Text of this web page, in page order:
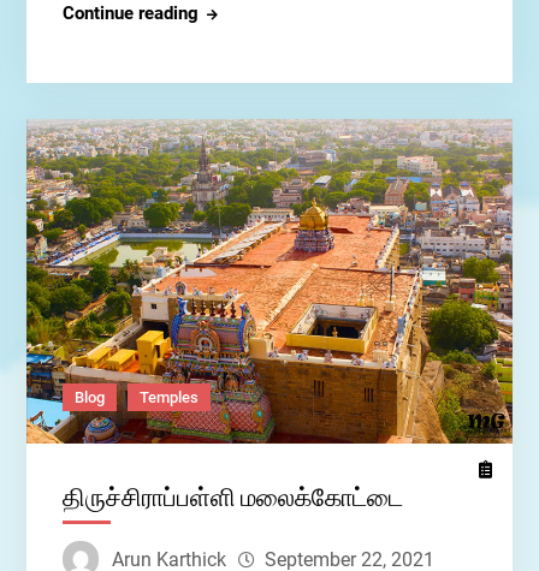
Continue readingதிருச்சியில்
Blog Temples
திருச்சிராப்பள்ளி மலைக்கோட்டை
Arun Karthick September 22, 2021